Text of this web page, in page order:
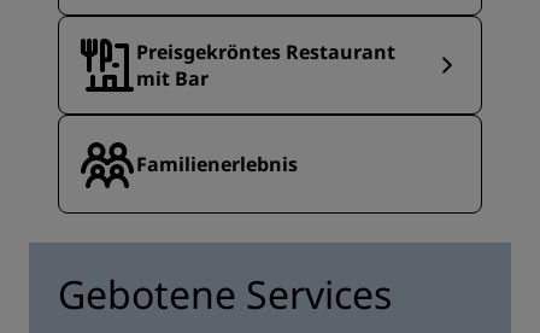
Preisgekröntes Restaurant
mit Bar
Familienerlebnis
Gebotene Services